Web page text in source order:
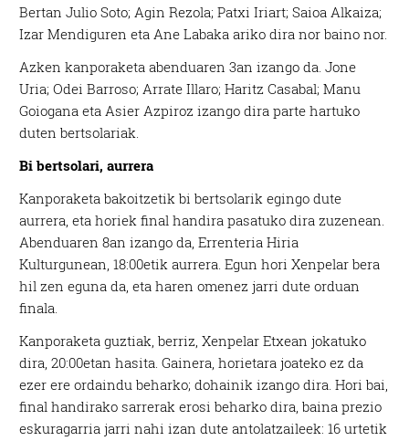
Bertan Julio Soto; Agin Rezola; Patxi Iriart; Saioa Alkaiza;
Izar Mendiguren eta Ane Labaka ariko dira nor baino nor.
Azken kanporaketa abenduaren 3an izango da. Jone
Uria; Odei Barroso; Arrate Illaro; Haritz Casabal; Manu
Goiogana eta Asier Azpiroz izango dira parte hartuko
duten bertsolariak.
Bi bertsolari, aurrera
Kanporaketa bakoitzetik bi bertsolarik egingo dute
aurrera, eta horiek final handira pasatuko dira zuzenean.
Abenduaren 8an izango da, Errenteria Hiria
Kulturgunean, 18:00etik aurrera. Egun hori Xenpelar bera
hil zen eguna da, eta haren omenez jarri dute orduan
finala.
Kanporaketa guztiak, berriz, Xenpelar Etxean jokatuko
dira, 20:00etan hasita. Gainera, horietara joateko ez da
ezer ere ordaindu beharko; dohainik izango dira. Hori bai,
final handirako sarrerak erosi beharko dira, baina prezio
eskuragarria jarri nahi izan dute antolatzaileek: 16 urtetik